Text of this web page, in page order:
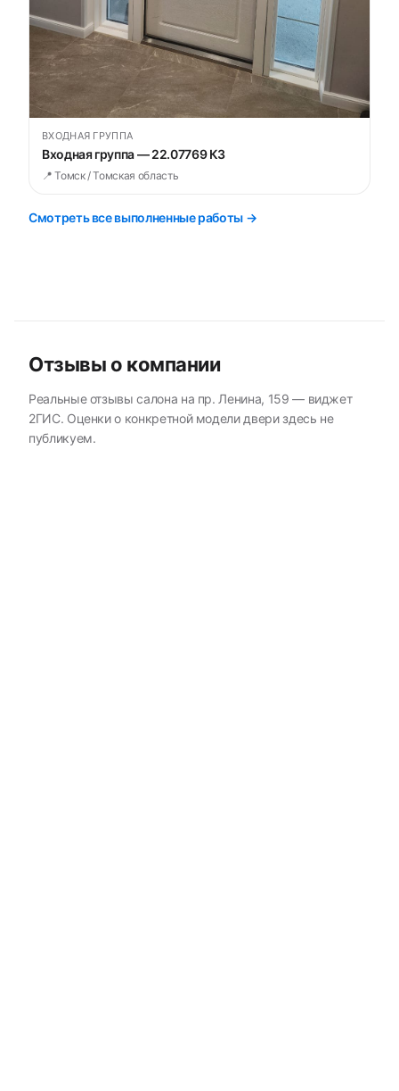
ВХОДНАЯ ГРУППА
Входная группа — 22.07769 К3
📍 Томск / Томская область
Смотреть все выполненные работы →
Отзывы о компании
Реальные отзывы салона на пр. Ленина, 159 — виджет
2ГИС. Оценки о конкретной модели двери здесь не
публикуем.